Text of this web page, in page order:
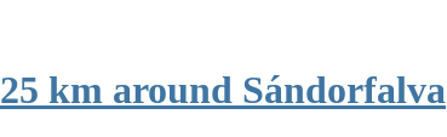
25 km around Sándorfalva